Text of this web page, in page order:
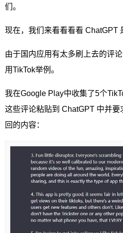
们。
现在，我们来看看看看 ChatGPT
由于国内应用有太多刷上去的评
用TikTok举例。
我在Google Play中收集了5个
这些评论粘贴到 ChatGPT 中并
回的内容：